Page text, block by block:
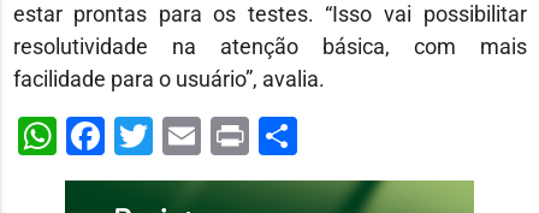
estar prontas para os testes. “Isso vai possibilitar
resolutividade na atenção básica, com mais
facilidade para o usuário”, avalia.
WhatsApp
Facebook
Twitter
Email
PrintShare